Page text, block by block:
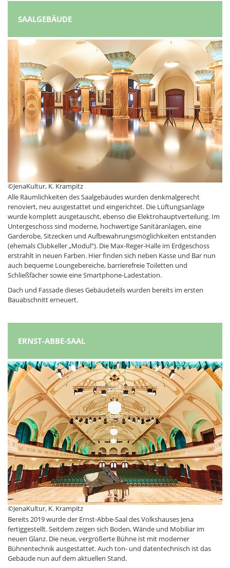
SAALGEBÄUDE
©JenaKultur, K. Krampitz
Alle Räumlichkeiten des Saalgebäudes wurden denkmalgerecht
renoviert, neu ausgestattet und eingerichtet. Die Lüftungsanlage
wurde komplett ausgetauscht, ebenso die Elektrohauptverteilung. Im
Untergeschoss sind moderne, hochwertige Sanitäranlagen, eine
Garderobe, Sitzecken und Aufbewahrungsmöglichkeiten entstanden
(ehemals Clubkeller „Modul“). Die Max-Reger-Halle im Erdgeschoss
erstrahlt in neuen Farben. Hier finden sich neben Kasse und Bar nun
auch bequeme Loungebereiche, barrierefreie Toiletten und
Schließfächer sowie eine Smartphone-Ladestation.
Dach und Fassade dieses Gebäudeteils wurden bereits im ersten
Bauabschnitt erneuert.
ERNST-ABBE-SAAL
©JenaKultur, K. Krampitz
Bereits 2019 wurde der Ernst-Abbe-Saal des Volkshauses Jena
fertiggestellt. Seitdem zeigen sich Boden, Wände und Mobiliar im
neuen Glanz. Die neue, vergrößerte Bühne ist mit moderner
Bühnentechnik ausgestattet. Auch ton- und datentechnisch ist das
Gebäude nun auf dem aktuellen Stand.